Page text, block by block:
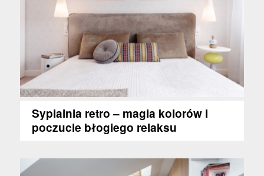
Sypialnia retro – magia kolorów i
poczucie błogiego relaksu